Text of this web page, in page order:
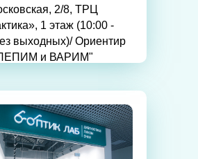
2/8, ТРЦ
1 этаж (10:00 -
выходных)/ Ориентир
и ВАРИМ"